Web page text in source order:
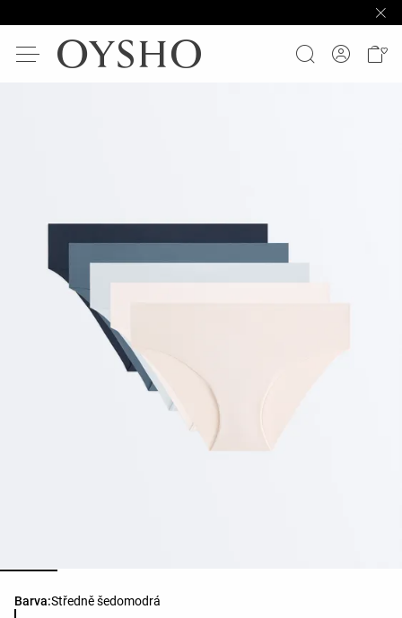
Barva:Středně šedomodrá
Seznam barev produktu